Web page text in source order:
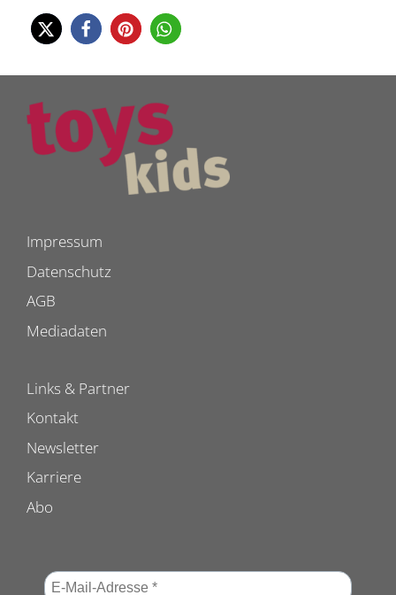
Impressum
Datenschutz
AGB
Mediadaten
Links & Partner
Kontakt
Newsletter
Karriere
Abo